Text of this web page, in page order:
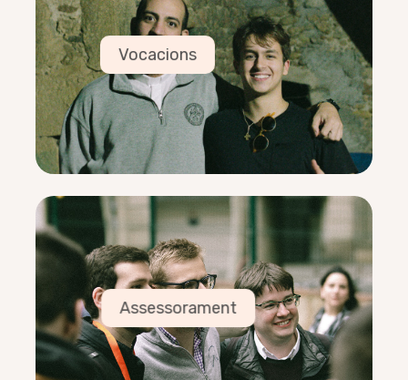
Vocacions
Pablo Diéz
8/04/2002
Curiós i apassionat de la muntanya
Román Jané
22/12/1999
Fa poc vaig prendre consciència de la
impossibilitat de llegir tots els llibres que tinc.
Tot i així, continuo adquirint-ne més i més.
Assessorament
Assessorament
Pilar Ramírez
14/10/1965
Curiosa i disfrutona de la vida
Mikel Audicana
29/12/1965
Em perdo veient partits de tennis i vídeos de
surf